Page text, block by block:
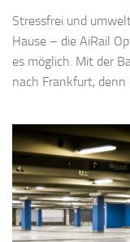
Stressfrei und
Hause – die AiRail
es möglich. Mit der
nach Frankfurt, denn